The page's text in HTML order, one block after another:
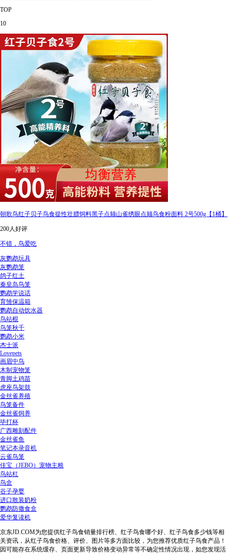
TOP
10
朝歌鸟红子贝子鸟食提性壮膘饲料黑子点颏山雀绣眼点颏鸟食粉面料 2号500g【1桶】
200人好评
不错，鸟爱吃
灰鹦鹉玩具
灰鹦鹉笼
鸽子红土
秦皇岛鸟笼
鹦鹉学说话
育雏保温箱
鹦鹉自动饮水器
鸟站棍
鸟笼秋千
鹦鹉小米
杰士派
Lovepets
画眉中鸟
木制宠物笼
青脚土鸡苗
虎座鸟架鼓
金丝雀养殖
鸟笼备件
金丝雀饲养
毕打杯
广西雕刻配件
金丝雀鱼
笔记本录音机
云雀鸟笼
佳宝（JEBO）宠物主粮
鸟站杠
鸟盒
谷子孕婴
进口散装奶粉
鹦鹉防撒食盒
爱华复读机
京东JD.COM为您提供红子鸟食销量排行榜、红子鸟食哪个好、红子鸟食多少钱等相
关资讯，从红子鸟食价格、评价、图片等多方面比较，为您推荐优质红子鸟食产品！
因可能存在系统缓存、页面更新导致价格变动异常等不确定性情况出现，如您发现活